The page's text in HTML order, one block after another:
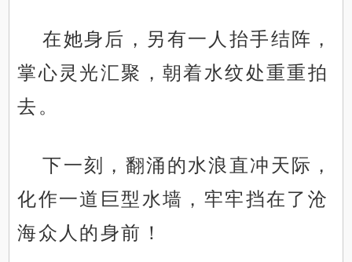
在她身后，另有一人抬手结阵，
掌心灵光汇聚，朝着水纹处重重拍
去。
下一刻，翻涌的水浪直冲天际，
化作一道巨型水墙，牢牢挡在了沧
海众人的身前！